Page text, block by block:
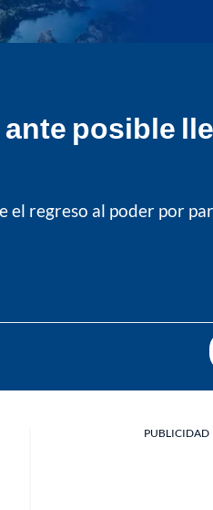
posible
el regreso al poder por
PUBLICIDAD